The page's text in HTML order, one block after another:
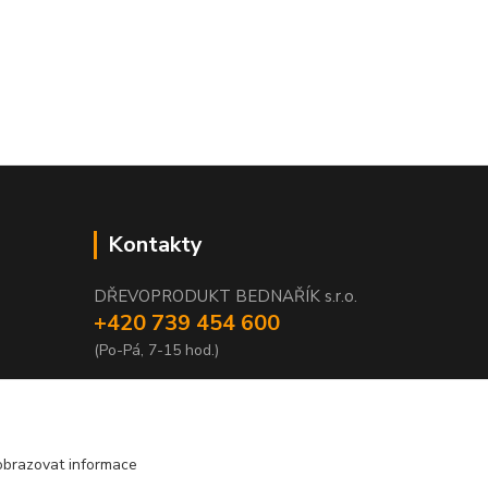
Kontakty
DŘEVOPRODUKT BEDNAŘÍK s.r.o.
+420 739 454 600
(Po-Pá, 7-15 hod.)
informace